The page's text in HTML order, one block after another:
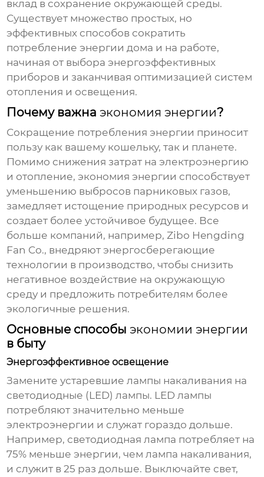
вклад в сохранение окружающей среды.
Существует множество простых, но
эффективных способов сократить
потребление энергии дома и на работе,
начиная от выбора энергоэффективных
приборов и заканчивая оптимизацией систем
отопления и освещения.
Почему важнаэкономия энергии?
Сокращение потребления энергии приносит
пользу как вашему кошельку, так и планете.
Помимо снижения затрат на электроэнергию
и отопление,экономия энергии способствует
уменьшению выбросов парниковых газов,
замедляет истощение природных ресурсов и
создает более устойчивое будущее. Все
больше компаний, например,Zibo Hengding
Fan Co., внедряют энергосберегающие
технологии в производство, чтобы снизить
негативное воздействие на окружающую
среду и предложить потребителям более
экологичные решения.
Основные способыэкономии энергии
в быту
Энергоэффективное освещение
Замените устаревшие лампы накаливания на
светодиодные (LED) лампы. LED лампы
потребляют значительно меньше
электроэнергии и служат гораздо дольше.
Например, светодиодная лампа потребляет на
75% меньше энергии, чем лампа накаливания,
и служит в 25 раз дольше. Выключайте свет,